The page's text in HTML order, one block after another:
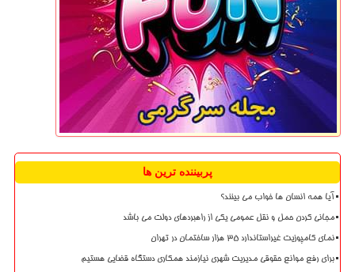
پربیننده ترین ها
آیا همه انسان ها خواب می بینند؟
مجانی کردن حمل و نقل عمومی یکی از راهبردهای دولت می باشد
نمای کامپوزیت غیراستاندارد ۳۵ هزار ساختمان در تهران
برای رفع موانع حقوقی مدیریت شهری نیازمند همکاری دستگاه قضایی هستیم